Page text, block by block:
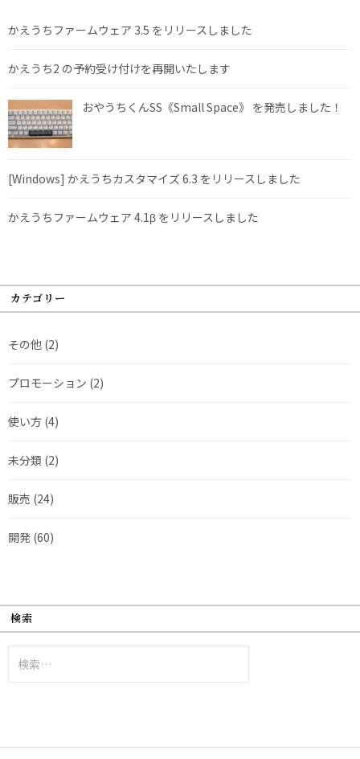
かえうちファームウェア 3.5 をリリースしました
かえうち2 の予約受け付けを再開いたします
おやうちくんSS《Small Space》 を発売しました！
[Windows] かえうちカスタマイズ 6.3 をリリースしました
かえうちファームウェア 4.1β をリリースしました
カテゴリー
その他 (2)
プロモーション (2)
使い方 (4)
未分類 (2)
販売 (24)
開発 (60)
検索
索: